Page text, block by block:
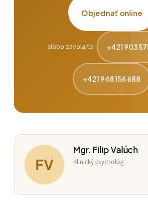
Objednať online
alebo zavolajte: +421 903
+421 948 156 688
FV
Mgr. Filip Valúch
Klinický psychológ